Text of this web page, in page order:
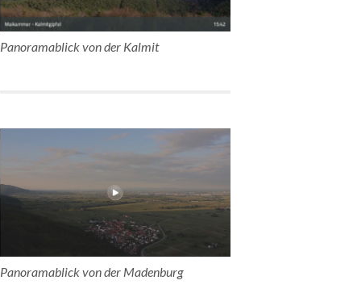
Panoramablick von der Kalmit
Panoramablick von der Madenburg